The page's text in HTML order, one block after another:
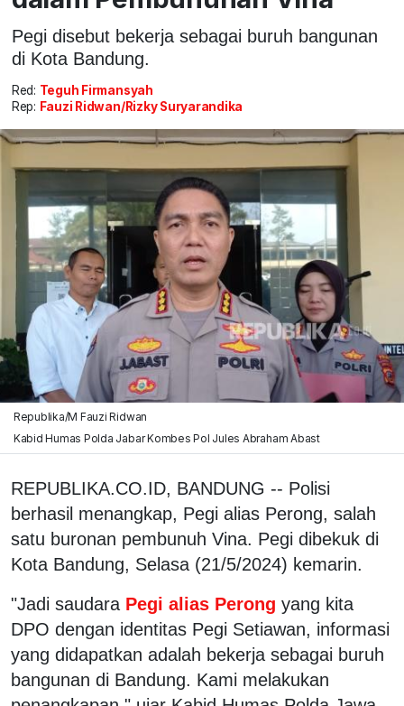
Pegi disebut bekerja sebagai buruh bangunan
di Kota Bandung.
Red: Teguh Firmansyah
Rep: Fauzi Ridwan/Rizky Suryarandika
Republika/M Fauzi Ridwan
Kabid Humas Polda Jabar Kombes Pol Jules Abraham Abast
REPUBLIKA.CO.ID, BANDUNG -- Polisi
berhasil menangkap, Pegi alias Perong, salah
satu buronan pembunuh Vina. Pegi dibekuk di
Kota Bandung, Selasa (21/5/2024) kemarin.
"Jadi saudara Pegi alias Perong yang kita
DPO dengan identitas Pegi Setiawan, informasi
yang didapatkan adalah bekerja sebagai buruh
bangunan di Bandung. Kami melakukan